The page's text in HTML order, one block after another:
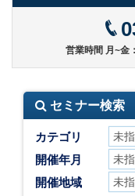
営業時間 月~金
セミナー検索
カテゴリ
開催年月
開催地域